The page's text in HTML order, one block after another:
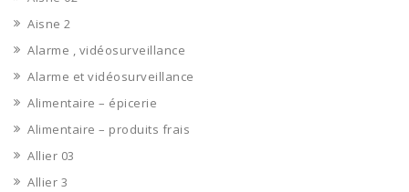
Aisne 2
Alarme , vidéosurveillance
Alarme et vidéosurveillance
Alimentaire – épicerie
Alimentaire – produits frais
Allier 03
Allier 3